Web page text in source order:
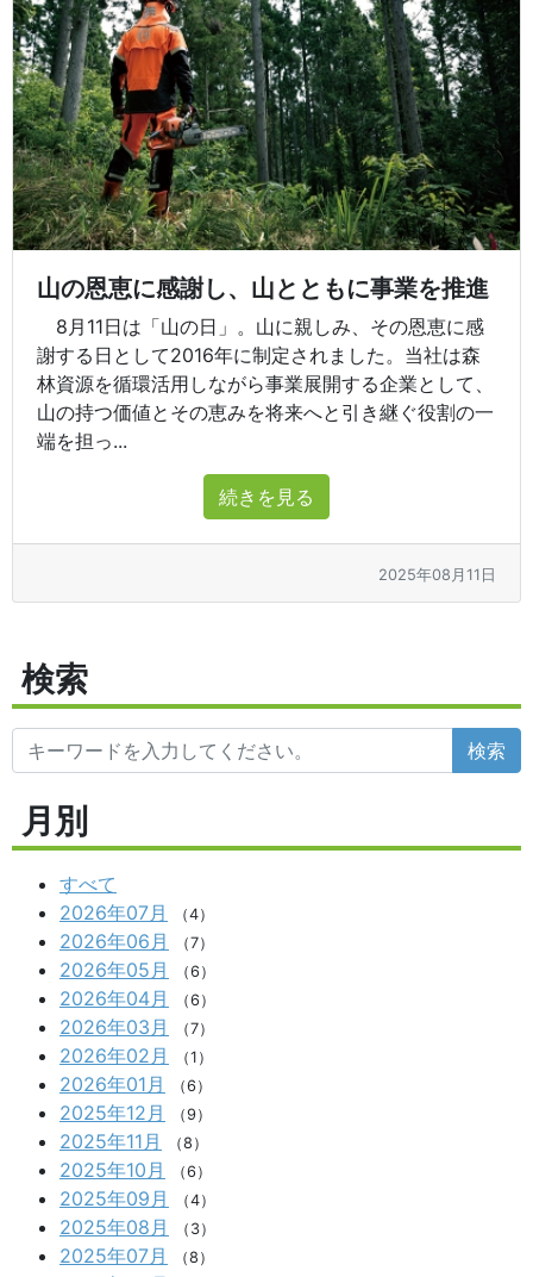
山の恩恵に感謝し、山とともに事業を推進
8月11日は「山の日」。山に親しみ、その恩恵に感
謝する日として2016年に制定されました。当社は森
林資源を循環活用しながら事業展開する企業として、
山の持つ価値とその恵みを将来へと引き継ぐ役割の一
端を担っ...
続きを見る
2025年08月11日
検索
検索
月別
すべて
2026年07月
（4）
2026年06月 （7）
2026年05月 （6）
2026年04月 （6）
2026年03月 （7）
2026年02月 （1）
2026年01月 （6）
2025年12月 （9）
2025年11月 （8）
2025年10月 （6）
2025年09月 （4）
2025年08月 （3）
2025年07月 （8）